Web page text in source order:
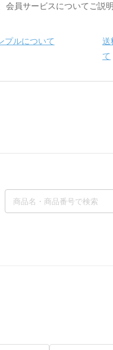
会員サービスについてご説
プルについて
送
て